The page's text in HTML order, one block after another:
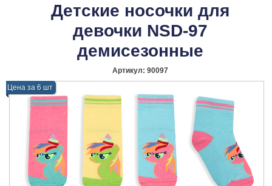
Детские носочки для
девочки NSD-97
демисезонные
Артикул: 90097
Цена за 6 шт